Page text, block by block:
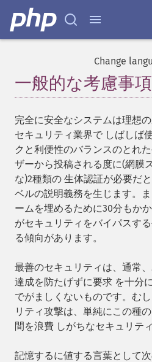
Change
一般的な考慮事項
完全に安全なシステムは理想
セキュリティ業界で しばしば
クと利便性のバランスのとれ
ザーから投稿される度に(網膜
な)2種類の 生体認証が必要だ
ベルの説明義務を生じます。
ームを埋めるために30分もか
がセキュリティをバイパスす
る傾向があります。
最善のセキュリティは、通常
達成を防たげずに要求 を十分
でがましくないものです。む
リティ攻撃は、単純にこの種
間を浪費 しがちなセキュリテ
記憶するに値する言葉として